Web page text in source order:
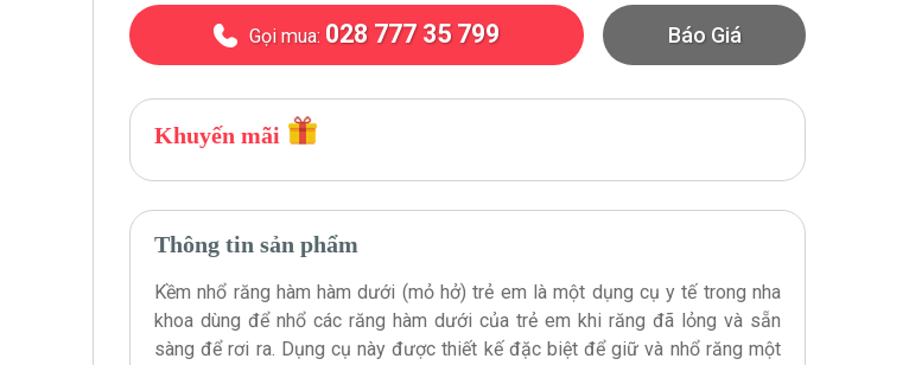
Gọi mua: 028 777 35 799 Báo Giá
Khuyến mãi
Thông tin sản phẩm
Kềm nhổ răng hàm hàm dưới (mỏ hở) trẻ em là một dụng cụ y tế trong nha
khoa dùng để nhổ các răng hàm dưới của trẻ em khi răng đã lỏng và sẵn
sàng để rơi ra. Dụng cụ này được thiết kế đặc biệt để giữ và nhổ răng một